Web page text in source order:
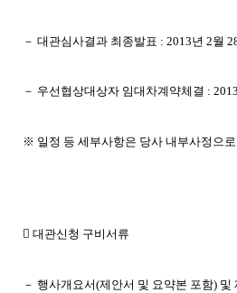
－ 대관심사결과 최종발표 : 2013년 2월
－ 우선협상대상자 임대차계약체결 :
※ 일정 등 세부사항은 당사 내부사정으
 대관신청 구비서류
－ 행사개요서(제안서 및 요약본 포함)